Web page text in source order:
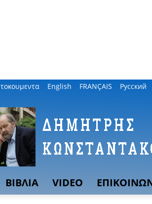
English FRANÇAIS Русский
ΒΙΒΛΙΑ VIDEO